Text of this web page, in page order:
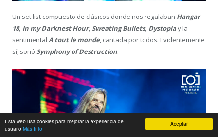
Aceptar
Esta web usa cookies para mejorar la experiencia de
usuario Más Info
Un set list compuesto de clásicos donde nos regalaban Hangar
18, In my Darknest Hour, Sweating Bullets, Dystopiay la
sentimental A tout le monde, cantada por todos. Evidentemente
sí, sonó Symphony of Destruction.